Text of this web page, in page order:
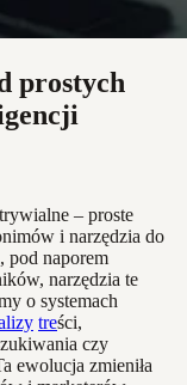
prostych
– proste
i narzędzia do
pod naporem
narzędzia te
o systemach
treści,
czy
ewolucja zmieniła